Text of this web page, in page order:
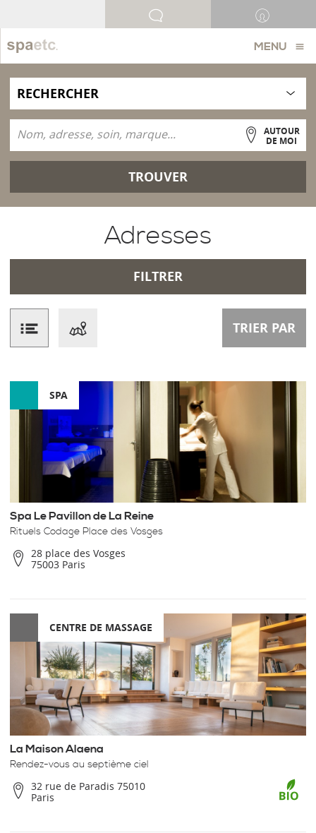
MENU
AUTOUR
DE MOI
TROUVER
Adresses
FILTRER
TRIER PAR
SPA
Spa Le Pavillon de La Reine
Rituels Codage Place des Vosges
28 place des Vosges
75003 Paris
CENTRE DE MASSAGE
La Maison Alaena
Rendez-vous au septième ciel
32 rue de Paradis 75010
Paris